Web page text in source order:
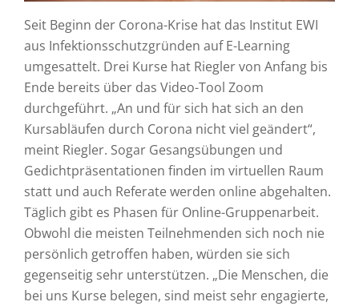
Seit Beginn der Corona-Krise hat das Institut EWI
aus Infektionsschutzgründen auf E-Learning
umgesattelt. Drei Kurse hat Riegler von Anfang bis
Ende bereits über das Video-Tool Zoom
durchgeführt. „An und für sich hat sich an den
Kursabläufen durch Corona nicht viel geändert“,
meint Riegler. Sogar Gesangsübungen und
Gedichtpräsentationen finden im virtuellen Raum
statt und auch Referate werden online abgehalten.
Täglich gibt es Phasen für Online-Gruppenarbeit.
Obwohl die meisten Teilnehmenden sich noch nie
persönlich getroffen haben, würden sie sich
gegenseitig sehr unterstützen. „Die Menschen, die
bei uns Kurse belegen, sind meist sehr engagierte,